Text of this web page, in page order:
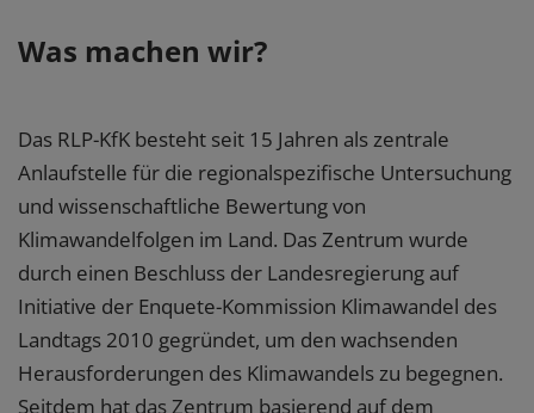
Was machen wir?
Das RLP-KfK besteht seit 15 Jahren als zentrale
Anlaufstelle für die regionalspezifische Untersuchung
und wissenschaftliche Bewertung von
Klimawandelfolgen im Land. Das Zentrum wurde
durch einen Beschluss der Landesregierung auf
Initiative der Enquete-Kommission Klimawandel des
Landtags 2010 gegründet, um den wachsenden
Herausforderungen des Klimawandels zu begegnen.
Seitdem hat das Zentrum basierend auf dem